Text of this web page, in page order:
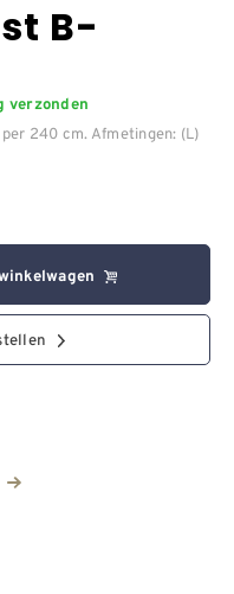
B-
verzonden
240 cm. Afmetingen: (L)